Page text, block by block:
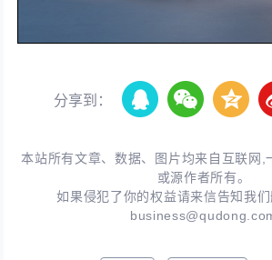
分享到：
本站所有文章、数据、图片均来自互联网,
或源作者所有。
如果侵犯了你的权益请来信告知我们